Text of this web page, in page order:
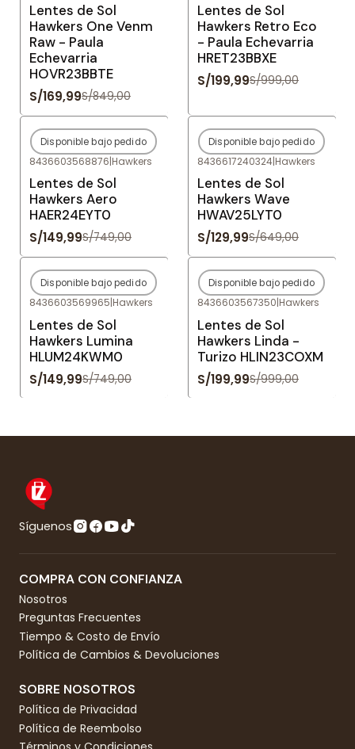
Lentes de Sol
Hawkers One Venm
Raw - Paula
Echevarria
HOVR23BBTE
S/169,99S/849,00
Lentes de Sol
Hawkers Retro Eco
- Paula Echevarria
HRET23BBXE
S/199,99S/999,00
-80%OFF
Agotado
Disponible bajo pedido
8436603568876|Hawkers
Lentes de Sol
Hawkers Aero
HAER24EYT0
S/149,99S/749,00
-80%OFF
Agotado
Disponible bajo pedido
8436617240324|Hawkers
Lentes de Sol
Hawkers Wave
HWAV25LYT0
S/129,99S/649,00
-80%OFF
Agotado
Disponible bajo pedido
8436603569965|Hawkers
Lentes de Sol
Hawkers Lumina
HLUM24KWM0
S/149,99S/749,00
-80%OFF
Agotado
Disponible bajo pedido
8436603567350|Hawkers
Lentes de Sol
Hawkers Linda -
Turizo HLIN23COXM
S/199,99S/999,00
Síguenos
COMPRA CON CONFIANZA
Nosotros
Preguntas Frecuentes
Tiempo & Costo de Envío
Política de Cambios & Devoluciones
SOBRE NOSOTROS
Política de Privacidad
Política de Reembolso